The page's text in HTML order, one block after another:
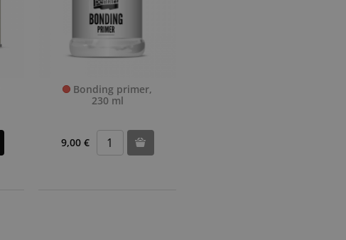
Bonding primer,
230 ml
9,00 €